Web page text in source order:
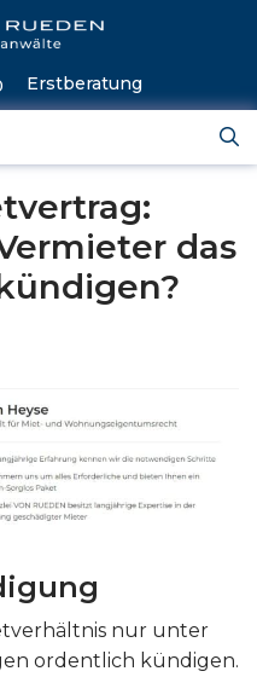
Erstberatung
das
nur unter
ordentlich kündigen.